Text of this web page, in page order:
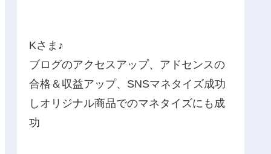
Kさま♪
ブログのアクセスアップ、アドセンスの
合格＆収益アップ、SNSマネタイズ成功
しオリジナル商品でのマネタイズにも成
功